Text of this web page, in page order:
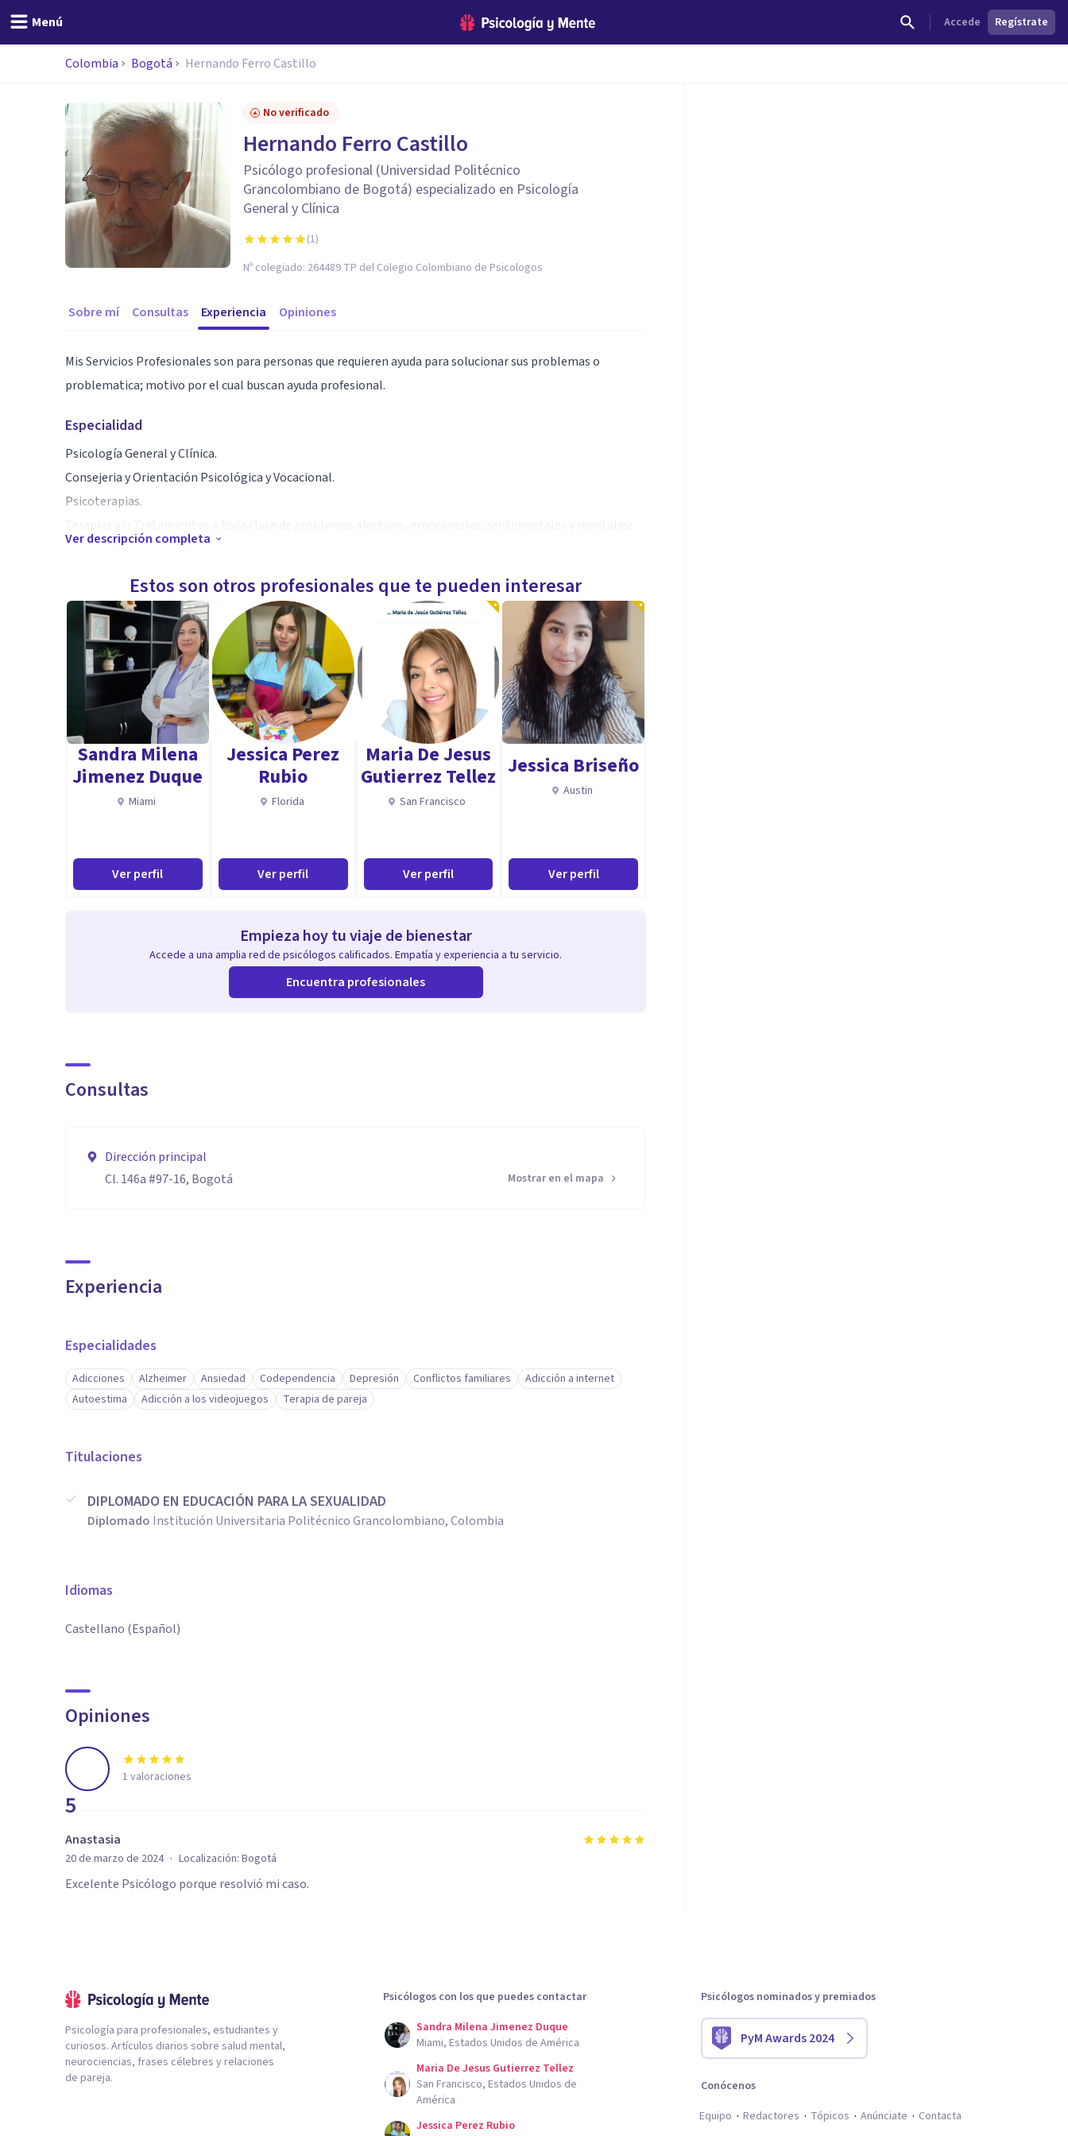
Menú Accede Regístrate
Colombia Bogotá Hernando Ferro Castillo
No verificado
Hernando Ferro Castillo
Psicólogo profesional (Universidad Politécnico
Grancolombiano de Bogotá) especializado en Psicología
General y Clínica
(1)
Nº colegiado: 264489 TP del Colegio Colombiano de Psicologos
Sobre mí Consultas Experiencia Opiniones
Mis Servicios Profesionales son para personas que requieren ayuda para solucionar sus problemas o
problematica; motivo por el cual buscan ayuda profesional.
Especialidad
Psicología General y Clínica.
Consejeria y Orientación Psicológica y Vocacional.
Psicoterapias.
tales como: Trastornos o enfermedades mentales en general.
Evaluación Psicológica
Valoración Psicológica
Psicodiagnóstico
Problemas de relación (Familiares, laborales, de pareja, amistades)
Problemas de apoyo emocional y conflictos
Trastornos depresivos, de ansiedad (TAG), ataques de pánico, desordenes y trastornos de la personalidad,
obsesividad compulsiva (TOC), Hipocondría, Dependencia Emocional, Miedos y Fobias, compulsividad,
impulsividad, adicciones (al móvil, redes sociales y vídeojuegos), Piromania, Cleptomania, Primeros auxilios
psicológicos, insomnio y muchos más.
Ver descripción completa
Estos son otros profesionales que te pueden interesar
Sandra Milena
Jimenez Duque
Miami
Ver perfil
Jessica Perez
Rubio
Florida
Ver perfil
Maria De Jesus
Gutierrez Tellez
San Francisco
Ver perfil
Jessica Briseño
Austin
Ver perfil
Empieza hoy tu viaje de bienestar
Accede a una amplia red de psicólogos calificados. Empatía y experiencia a tu servicio.
Encuentra profesionales
Consultas
Dirección principal
Cl. 146a #97-16, Bogotá
Mostrar en el mapa
Experiencia
Especialidades
Adicciones Alzheimer Ansiedad Codependencia Depresión Conflictos familiares
Adicción a internet
Autoestima
Adicción a los videojuegos Terapia de pareja
Titulaciones
DIPLOMADO EN EDUCACIÓN PARA LA SEXUALIDAD
Diplomado Institución Universitaria Politécnico Grancolombiano, Colombia
Idiomas
Castellano (Español)
Opiniones
5
1 valoraciones
Anastasia
20 de marzo de 2024 · Localización: Bogotá
Excelente Psicólogo porque resolvió mi caso.
Psicología para profesionales, estudiantes y
curiosos. Artículos diarios sobre salud mental,
neurociencias, frases célebres y relaciones
de pareja.
Psicólogos con los que puedes contactar
Sandra Milena Jimenez Duque
Miami, Estados Unidos de América
Maria De Jesus Gutierrez Tellez
San Francisco, Estados Unidos de
América
Jessica Perez Rubio
Psicólogos nominados y premiados
PyM Awards 2024
Conócenos
Equipo
Redactores Tópicos Anúnciate Contacta